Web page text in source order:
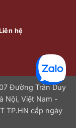
hệ
Đường Trần Duy
Nội, Việt Nam -
TP.HN cấp ngày